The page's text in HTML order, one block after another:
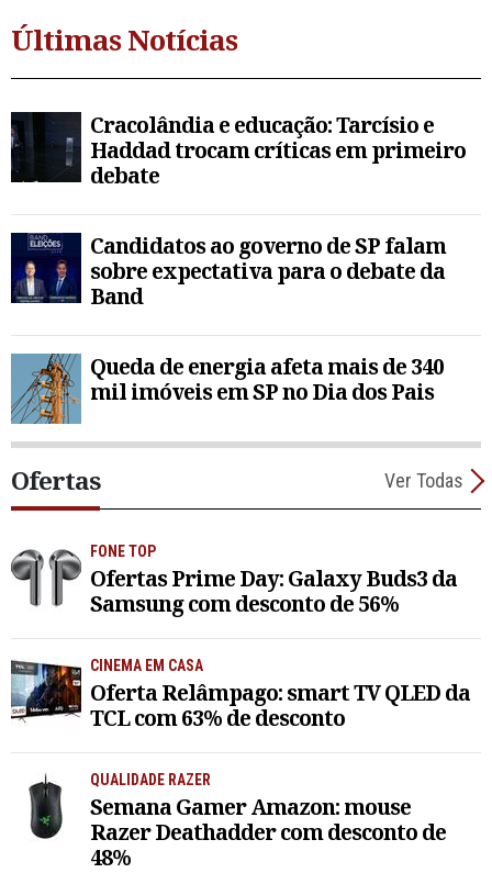
Últimas Notícias
Cracolândia e educação: Tarcísio e
Haddad trocam críticas em primeiro
debate
Candidatos ao governo de SP falam
sobre expectativa para o debate da
Band
Queda de energia afeta mais de 340
mil imóveis em SP no Dia dos Pais
Ofertas Ver Todas
FONE TOP
Ofertas Prime Day: Galaxy Buds3 da
Samsung com desconto de 56%
CINEMA EM CASA
Oferta Relâmpago: smart TV QLED da
TCL com 63% de desconto
QUALIDADE RAZER
Semana Gamer Amazon: mouse
Razer Deathadder com desconto de
48%